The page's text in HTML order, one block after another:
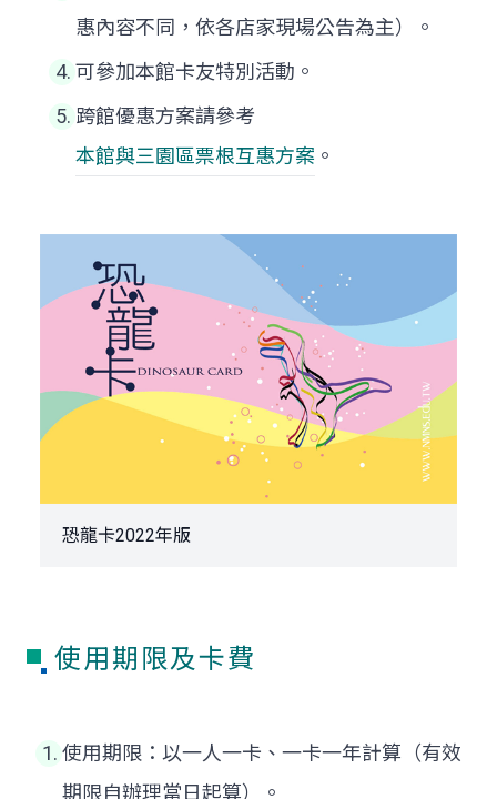
惠內容不同，依各店家現場公告為主）。
可參加本館卡友特別活動。
跨館優惠方案請參考
本館與三園區票根互惠方案 。
恐龍卡2022年版
使用期限及卡費
使用期限：以一人一卡、一卡一年計算（有效
期限自辦理當日起算）。